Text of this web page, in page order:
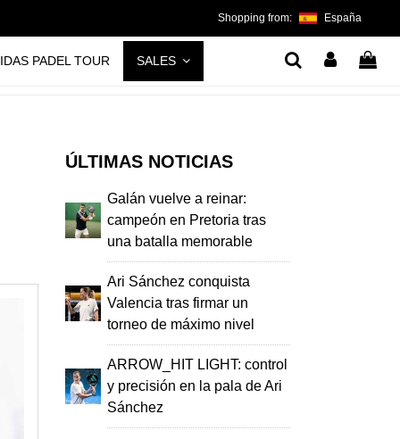
Shopping from: España
PADEL TOUR SALES
ÚLTIMAS NOTICIAS
Galán vuelve a reinar:
campeón en Pretoria tras
una batalla memorable
Ari Sánchez conquista
Valencia tras firmar un
torneo de máximo nivel
ARROW_HIT LIGHT: control
y precisión en la pala de Ari
Sánchez